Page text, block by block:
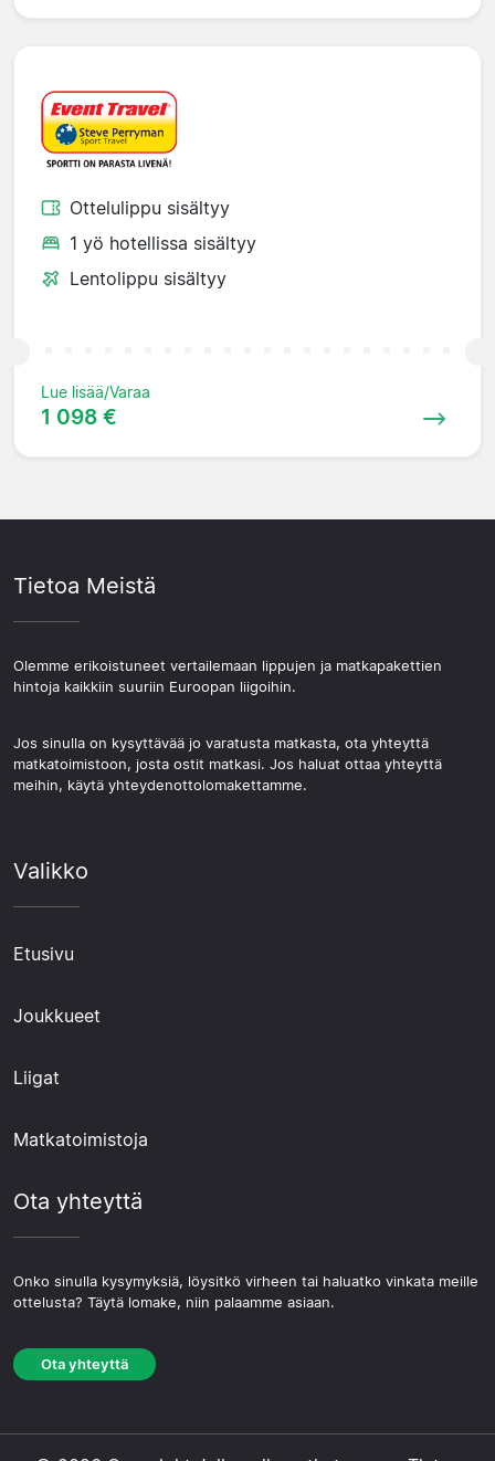
Ottelulippu sisältyy
1 yö hotellissa sisältyy
Lentolippu sisältyy
Lue lisää/Varaa
1 098 €
Tietoa Meistä
Olemme erikoistuneet vertailemaan lippujen ja matkapakettien
hintoja kaikkiin suuriin Euroopan liigoihin.
Jos sinulla on kysyttävää jo varatusta matkasta, ota yhteyttä
matkatoimistoon, josta ostit matkasi. Jos haluat ottaa yhteyttä
meihin, käytä yhteydenottolomakettamme.
Valikko
Etusivu
Joukkueet
Liigat
Matkatoimistoja
Ota yhteyttä
Onko sinulla kysymyksiä, löysitkö virheen tai haluatko vinkata meille
ottelusta? Täytä lomake, niin palaamme asiaan.
Ota yhteyttä